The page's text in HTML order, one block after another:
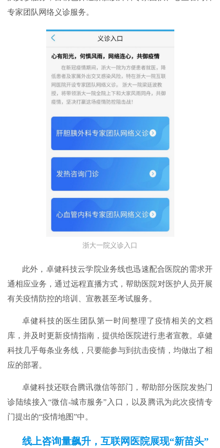
专家团队网络义诊服务。
浙大一院义诊入口
此外，卓健科技云学院业务线也迅速配合医院的需求开
通相应业务，通过远程直播方式，帮助医院对医护人员开展
有关疫情防控的培训、宣教甚至考试服务。
卓健科技的医生团队第一时间整理了疫情相关的文档
库，并及时更新疫情指南，提供给医院进行患者宣教。卓健
科技几乎每条业务线，只要能参与到抗击疫情，均做出了相
应的部署。
卓健科技还联合腾讯微信等部门，帮助部分医院发热门
诊陆续接入“微信-城市服务”入口，以及腾讯为此次疫情专
门提出的“疫情地图”中。
线上咨询量飙升，互联网医院展现“新苗头”